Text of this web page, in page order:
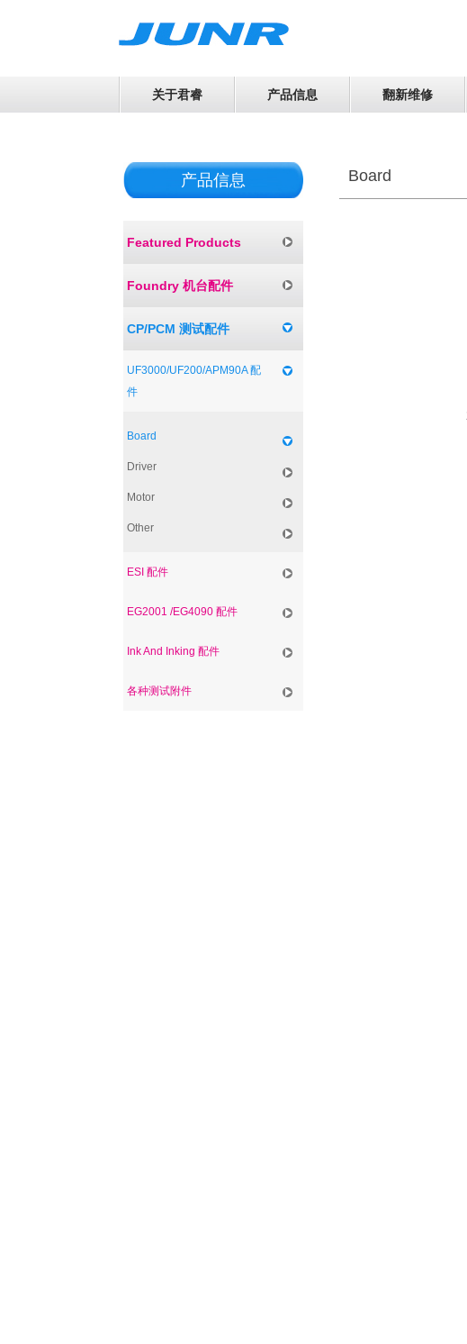
关于君睿 产品信息 翻新维修
产品信息
Featured Products
Foundry 机台配件
CP/PCM 测试配件
UF3000/UF200/APM90A 配
件
Board
Driver
Motor
Other
ESI 配件
EG2001 /EG4090 配件
Ink And Inking 配件
各种测试附件
Board